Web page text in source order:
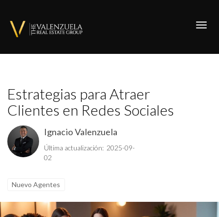
Estrategias para Atraer
Clientes en Redes Sociales
Ignacio Valenzuela
Última actualización: 2025-09-
02
Nuevo Agentes